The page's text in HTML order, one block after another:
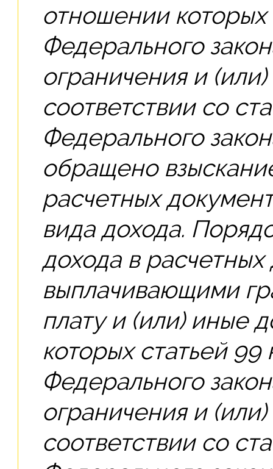
отношении которых
Федерального
ограничения и
соответствии со
Федерального
обращено
расчетных
вида дохода.
дохода в
выплачивающими
плату и (или) иные
которых статьей 99
Федерального
ограничения и
соответствии со